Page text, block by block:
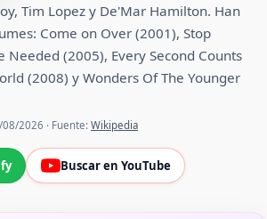
Tim Lopez y De'Mar Hamilton. Han
Come on Over (2001), Stop
Needed (2005), Every Second Counts
(2008) y Wonders Of The Younger
2026 · Fuente: Wikipedia
Buscar en YouTube